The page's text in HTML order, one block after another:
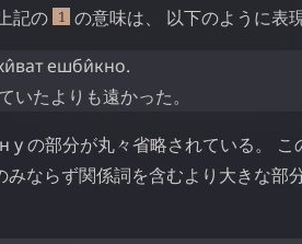
記の 1 の意味は、 以下のように表
ешби̂кно.
いたよりも遠かった。
уの部分が丸々省略されている。
みならず関係詞を含むより大きな部